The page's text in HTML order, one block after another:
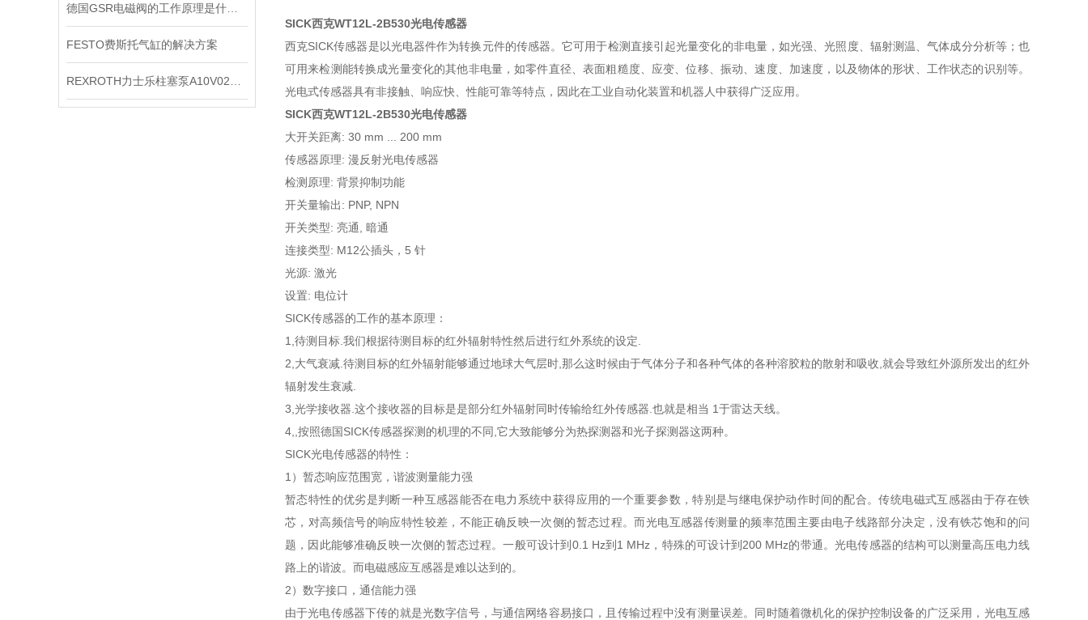
FESTO费斯托气缸的解决方案
SICK西克WT12L-2B530光电传感器
西克SICK传感器是以光电器件作为转换元件的传感器。它可用于检测直接引起光量变化的非电量，如光强、光照度、辐射测温、气体成分分析等；也
可用来检测能转换成光量变化的其他非电量，如零件直径、表面粗糙度、应变、位移、振动、速度、加速度，以及物体的形状、工作状态的识别等。
光电式传感器具有非接触、响应快、性能可靠等特点，因此在工业自动化装置和机器人中获得广泛应用。
SICK西克WT12L-2B530光电传感器
大开关距离: 30 mm ... 200 mm
传感器原理: 漫反射光电传感器
检测原理: 背景抑制功能
开关量输出: PNP, NPN
开关类型: 亮通, 暗通
连接类型: M12公插头，5 针
光源: 激光
设置: 电位计
SICK传感器的工作的基本原理：
1,待测目标.我们根据待测目标的红外辐射特性然后进行红外系统的设定.
2,大气衰减.待测目标的红外辐射能够通过地球大气层时,那么这时候由于气体分子和各种气体的各种溶胶粒的散射和吸收,就会导致红外源所发出的红外
辐射发生衰减.
3,光学接收器.这个接收器的目标是是部分红外辐射同时传输给红外传感器.也就是相当 1于雷达天线。
4,,按照德国SICK传感器探测的机理的不同,它大致能够分为热探测器和光子探测器这两种。
SICK光电传感器的特性：
1）暂态响应范围宽，谐波测量能力强
暂态特性的优劣是判断一种互感器能否在电力系统中获得应用的一个重要参数，特别是与继电保护动作时间的配合。传统电磁式互感器由于存在铁
芯，对高频信号的响应特性较差，不能正确反映一次侧的暂态过程。而光电互感器传测量的频率范围主要由电子线路部分决定，没有铁芯饱和的问
题，因此能够准确反映一次侧的暂态过程。一般可设计到0.1 Hz到1 MHz，特殊的可设计到200 MHz的带通。光电传感器的结构可以测量高压电力线
路上的谐波。而电磁感应互感器是难以达到的。
2）数字接口，通信能力强
由于光电传感器下传的就是光数字信号，与通信网络容易接口，且传输过程中没有测量误差。同时随着微机化的保护控制设备的广泛采用，光电互感